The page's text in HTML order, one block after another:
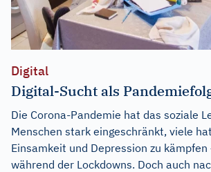
Digital
Digital-Sucht als
Die Corona-Pandemie hat das soziale
Menschen stark eingeschränkt, viele
Einsamkeit und Depression zu
während der Lockdowns. Doch auch